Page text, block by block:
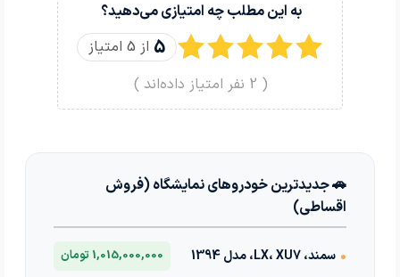
به این مطلب چه امتیازی می‌دهید؟
5 از 5 امتیاز
(
2 نفر امتیاز داده‌اند )
🚗 جدیدترین خودروهای نمایشگاه (فروش
اقساطی)
• سمند، LX، XU7، مدل 1394 1,015,000,000 تومان